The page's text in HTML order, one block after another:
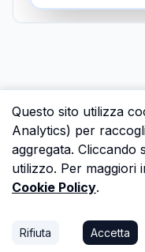
Questo sito utilizza
Analytics) per
aggregata.
utilizzo. Per maggiori
Cookie Policy.
Rifiuta Accetta